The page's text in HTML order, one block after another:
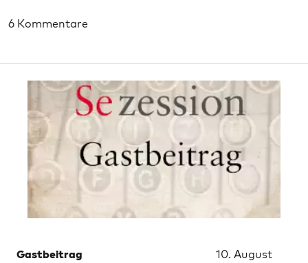
6 Kommentare
Gastbeitrag
10. August